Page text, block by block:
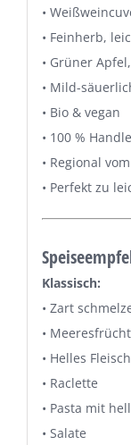
•
• Feinherb,
• Grüner
• Mild-
• Bio & vegan
• 100 %
• Regional
• Perfekt zu
Klassisch:
• Zart
•
• Helles Fleisch
• Raclette
• Pasta mit
• Salate